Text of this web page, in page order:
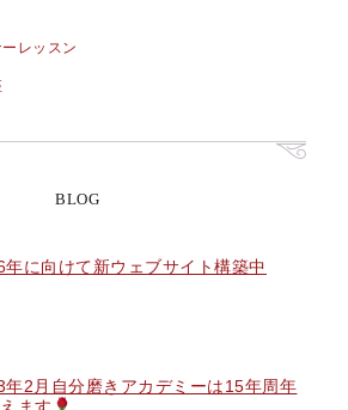
レッスン
BLOG
年に向けて新ウェブサイト構築中
年2月自分磨きアカデミーは15年周年